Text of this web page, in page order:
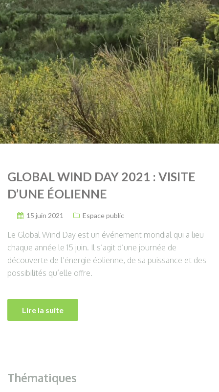
GLOBAL WIND DAY 2021 : VISITE
D’UNE ÉOLIENNE
15 juin 2021 Espace public
Le Global Wind Day est un événement mondial qui a lieu
chaque année le 15 juin. Il s’agit d’une journée de
découverte de l’énergie éolienne, de sa puissance et des
possibilités qu’elle offre.
Lire la suite
Thématiques